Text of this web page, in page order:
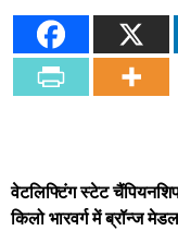
वेटलिफ्टिंग स्टेट
किलो भारवर्ग में ब्रॉन्ज